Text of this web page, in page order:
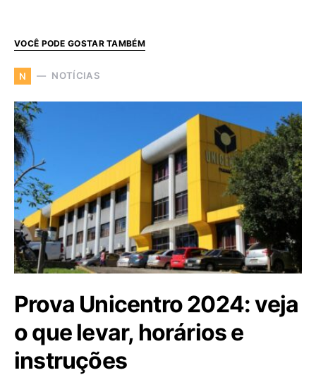
VOCÊ PODE GOSTAR TAMBÉM
N NOTÍCIAS
Prova Unicentro 2024: veja
o que levar, horários e
instruções